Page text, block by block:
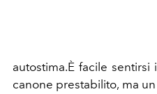
autostima.È facile
canone prestabilito, ma